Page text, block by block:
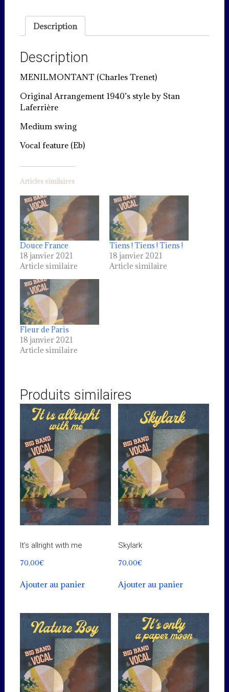
Description
Description
MENILMONTANT (Charles Trenet)
Original Arrangement 1940’s style by Stan
Laferrière
Medium swing
Vocal feature (Eb)
Articles similaires
Douce France
18 janvier 2021
Article similaire
Tiens ! Tiens ! Tiens !
18 janvier 2021
Article similaire
Fleur de Paris
18 janvier 2021
Article similaire
Produits similaires
It’s allright with me
70,00€
Ajouter au panier
Skylark
70,00€
Ajouter au panier